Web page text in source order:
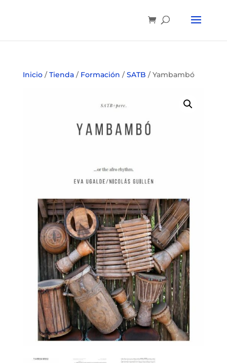
Inicio/Tienda/ Formación /SATB / Yambambó